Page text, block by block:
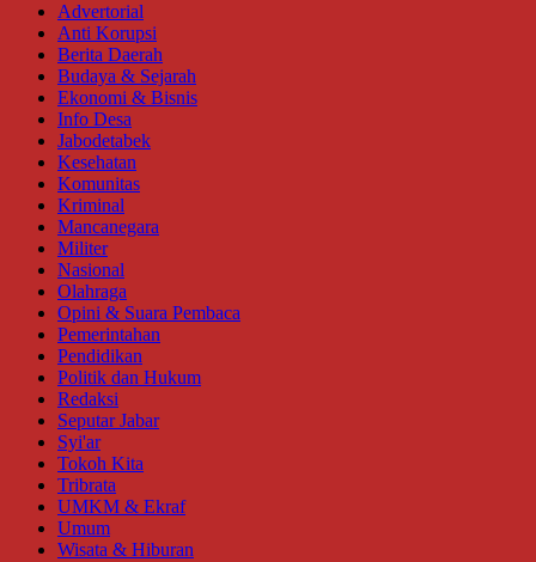
Advertorial
Anti Korupsi
Berita Daerah
Budaya & Sejarah
Ekonomi & Bisnis
Info Desa
Jabodetabek
Kesehatan
Komunitas
Kriminal
Mancanegara
Militer
Nasional
Olahraga
Opini & Suara Pembaca
Pemerintahan
Pendidikan
Politik dan Hukum
Redaksi
Seputar Jabar
Syi'ar
Tokoh Kita
Tribrata
UMKM & Ekraf
Umum
Wisata & Hiburan